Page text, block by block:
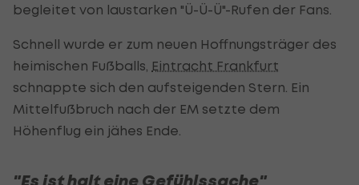
begleitet von laustarken "Ü-Ü-Ü"-Rufen der Fans.
Schnell wurde er zum neuen Hoffnungsträger des
heimischen Fußballs, Eintracht Frankfurt
schnappte sich den aufsteigenden Stern. Ein
Mittelfußbruch nach der EM setzte dem
Höhenflug ein jähes Ende.
"Es ist halt eine Gefühlssache"